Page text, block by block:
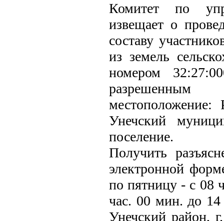
Комитет по
извещает о
составу
из земель
номером
разрешенным
местоположение:
Унечский
поселение.
Получить
электронной
по пятницу - с 08
час. 00 мин. до 14
Унечский район,